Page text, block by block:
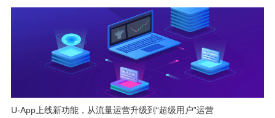
U-App上线新功能，从流量运营升级到“超级用户”运营